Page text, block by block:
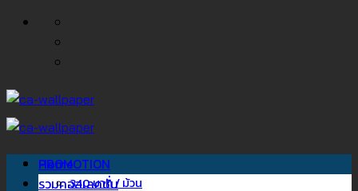
ข้าม
Home
รวมคอลเลคชั่น
PROMOTION
340 บาท / ม้วน